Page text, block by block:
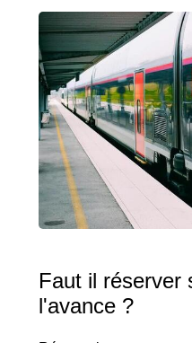
Faut il réserver
l'avance ?